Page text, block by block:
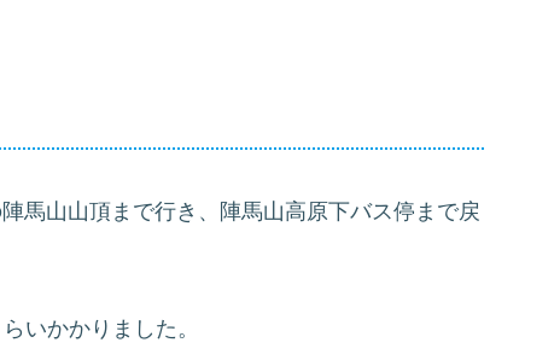
馬山山頂まで行き、陣馬山高原下バス停まで戻
いかかりました。